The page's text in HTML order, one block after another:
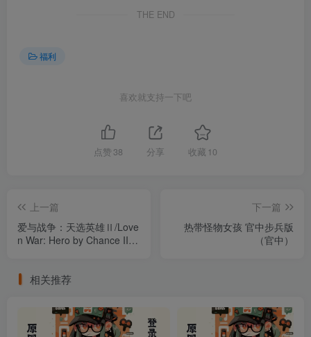
THE END
福利
喜欢就支持一下吧
点赞 38 分享 收藏 10
上一篇
爱与战争：天选英雄Ⅱ/Love
n War: Hero by Chance II
下一篇
热带怪物女孩 官中步兵版
（官中）
相关推荐